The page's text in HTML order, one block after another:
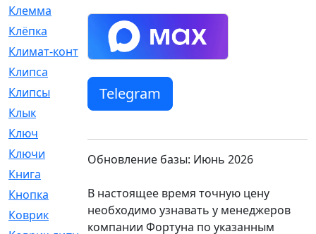
Клемма
[5]
Клёпка
[2]
Климат-контроль
[3]
Клипса
Клипсы
[321]
Клык
[4]
Ключ
Ключи
[3]
Книга
Кнопка
[3]
Коврик
[1]
Telegram
Обновление базы: Июнь 2026
В настоящее время точную цену
необходимо узнавать у менеджеров
компании Фортуна по указанным